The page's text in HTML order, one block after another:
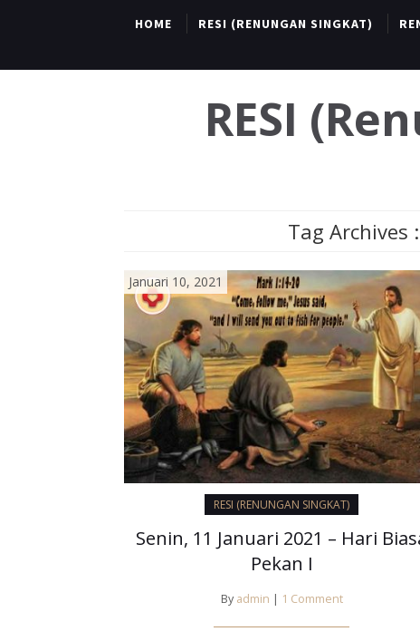
HOME RESI (RENUNGAN SINGKAT)
RESI
Tag Archives :
Januari 10, 2021
RESI (RENUNGAN SINGKAT)
Senin, 11 Januari 2021 – Hari
Pekan I
By admin | 1 Comment